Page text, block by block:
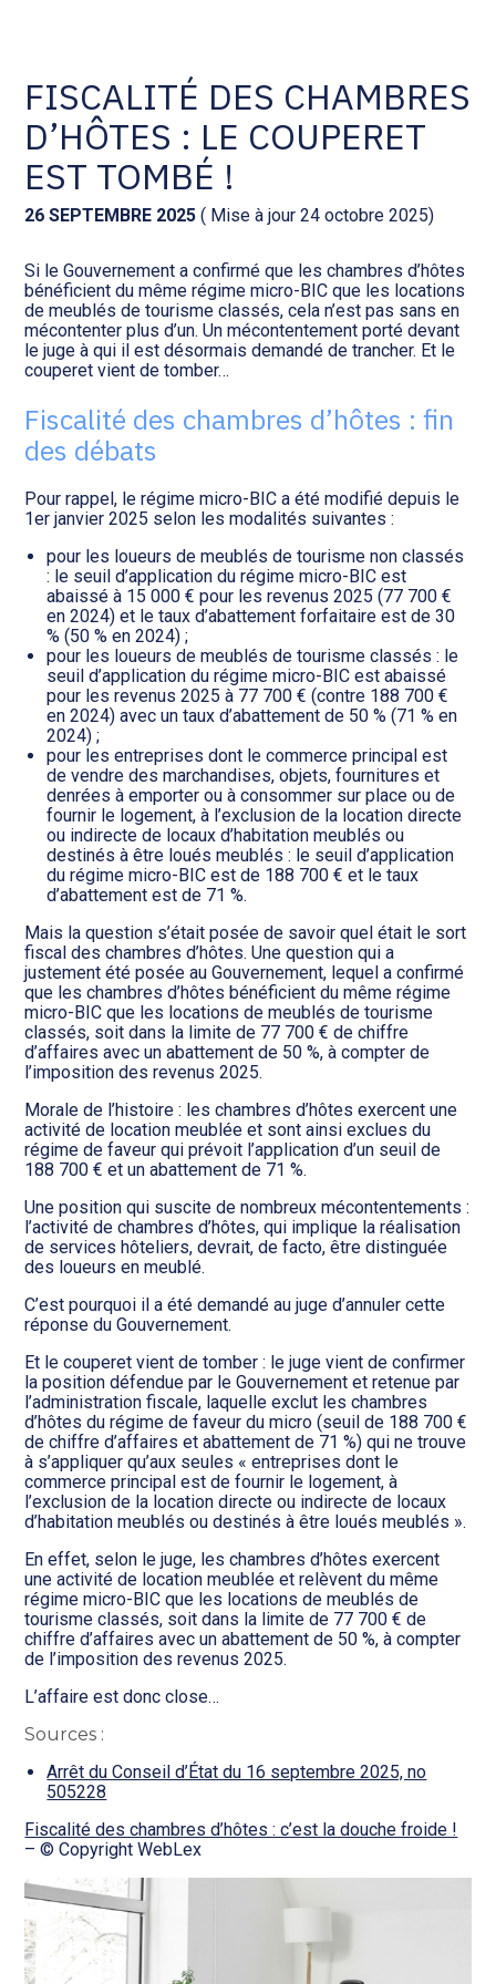
Social et ressources humaines
Assistance juridique
Audit légal
Gestion de patrimoine
Procédures collectives
Transition numérique
Tenue de votre comptabilité :
ACD
Facturation et pilotage :
Facturation et pilotage : MEG
Analyse et tableau de bord :
WAIBI
Gérer vos ressources
humaines : SILAE
FISCALITÉ DES CHAMBRES
D’HÔTES : LE COUPERET
EST TOMBÉ !
26 SEPTEMBRE 2025 ( Mise à jour 24 octobre 2025)
Si le Gouvernement a confirmé que les chambres d’hôtes
bénéficient du même régime micro-BIC que les locations
de meublés de tourisme classés, cela n’est pas sans en
mécontenter plus d’un. Un mécontentement porté devant
le juge à qui il est désormais demandé de trancher. Et le
couperet vient de tomber…
Fiscalité des chambres d’hôtes : fin
des débats
Pour rappel, le régime micro-BIC a été modifié depuis le
1er janvier 2025 selon les modalités suivantes :
pour les loueurs de meublés de tourisme non classés
: le seuil d’application du régime micro-BIC est
abaissé à 15 000 € pour les revenus 2025 (77 700 €
en 2024) et le taux d’abattement forfaitaire est de 30
% (50 % en 2024) ;
pour les loueurs de meublés de tourisme classés : le
seuil d’application du régime micro-BIC est abaissé
pour les revenus 2025 à 77 700 € (contre 188 700 €
en 2024) avec un taux d’abattement de 50 % (71 % en
2024) ;
pour les entreprises dont le commerce principal est
de vendre des marchandises, objets, fournitures et
denrées à emporter ou à consommer sur place ou de
fournir le logement, à l’exclusion de la location directe
ou indirecte de locaux d’habitation meublés ou
destinés à être loués meublés : le seuil d’application
du régime micro-BIC est de 188 700 € et le taux
d’abattement est de 71 %.
Mais la question s’était posée de savoir quel était le sort
fiscal des chambres d’hôtes. Une question qui a
justement été posée au Gouvernement, lequel a confirmé
que les chambres d’hôtes bénéficient du même régime
micro-BIC que les locations de meublés de tourisme
classés, soit dans la limite de 77 700 € de chiffre
d’affaires avec un abattement de 50 %, à compter de
l’imposition des revenus 2025.
Morale de l’histoire : les chambres d’hôtes exercent une
activité de location meublée et sont ainsi exclues du
régime de faveur qui prévoit l’application d’un seuil de
188 700 € et un abattement de 71 %.
Une position qui suscite de nombreux mécontentements :
l’activité de chambres d’hôtes, qui implique la réalisation
de services hôteliers, devrait, de facto, être distinguée
des loueurs en meublé.
C’est pourquoi il a été demandé au juge d’annuler cette
réponse du Gouvernement.
Et le couperet vient de tomber : le juge vient de confirmer
la position défendue par le Gouvernement et retenue par
l’administration fiscale, laquelle exclut les chambres
d’hôtes du régime de faveur du micro (seuil de 188 700 €
de chiffre d’affaires et abattement de 71 %) qui ne trouve
à s’appliquer qu’aux seules « entreprises dont le
commerce principal est de fournir le logement, à
l’exclusion de la location directe ou indirecte de locaux
d’habitation meublés ou destinés à être loués meublés ».
En effet, selon le juge, les chambres d’hôtes exercent
une activité de location meublée et relèvent du même
régime micro-BIC que les locations de meublés de
tourisme classés, soit dans la limite de 77 700 € de
chiffre d’affaires avec un abattement de 50 %, à compter
de l’imposition des revenus 2025.
L’affaire est donc close…
Sources :
Arrêt du Conseil d’État du 16 septembre 2025, no
505228
Fiscalité des chambres d’hôtes : c’est la douche froide !
– © Copyright WebLex